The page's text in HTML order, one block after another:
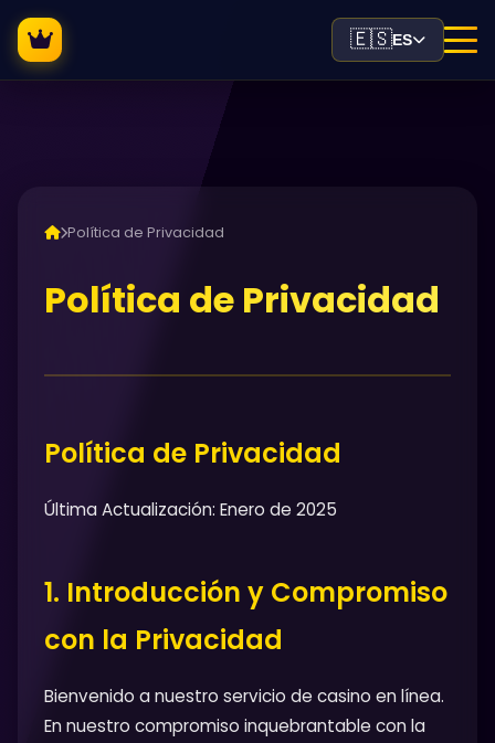
🇪🇸ES
Política de Privacidad
Política de Privacidad
Política de Privacidad
Última Actualización: Enero de 2025
1. Introducción y Compromiso
con la Privacidad
Bienvenido a nuestro servicio de casino en línea.
En nuestro compromiso inquebrantable con la